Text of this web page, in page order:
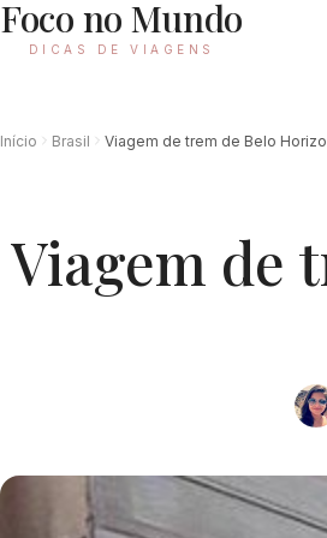
Foco no Mundo
DICAS DE VIAGENS
Início Brasil Viagem de trem de Belo
Viagem de